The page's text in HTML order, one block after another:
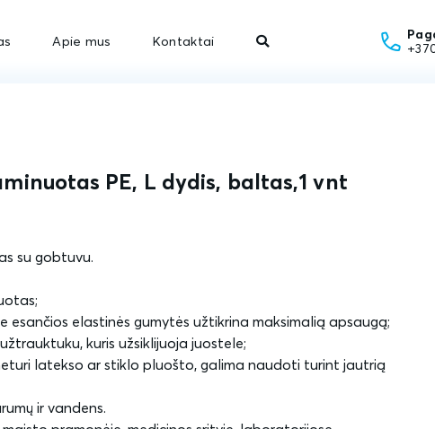
Apie mus Kontaktai
PE, L dydis, baltas,1 vnt
su gobtuvu.
esančios elastinės gumytės užtikrina maksimalią apsaugą;
kuris užsiklijuoja juostele;
latekso ar stiklo pluošto, galima naudoti turint jautrią
ir vandens.